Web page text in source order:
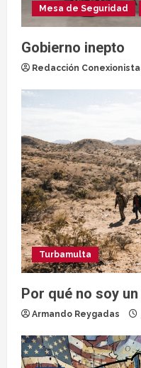
Mesa de Seguridad
Gobierno inepto
Redacción
Turbamulta
Por qué no soy
Armando Reygadas